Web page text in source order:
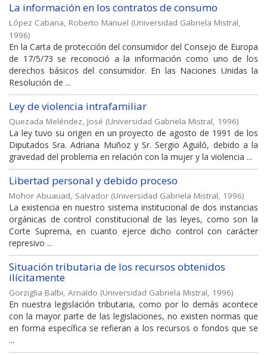
La información en los contratos de consumo
López Cabana, Roberto Manuel (Universidad Gabriela Mistral,
1996)
En la Carta de protección del consumidor del Consejo de Europa
de 17/5/73 se reconoció a la información como uno de los
derechos básicos del consumidor. En las Naciones Unidas la
Resolución de ...
Ley de violencia intrafamiliar
Quezada Meléndez, José (Universidad Gabriela Mistral, 1996)
La ley tuvo su origen en un proyecto de agosto de 1991 de los
Diputados Sra. Adriana Muñoz y Sr. Sergio Aguiló, debido a la
gravedad del problema en relación con la mujer y la violencia ...
Libertad personal y debido proceso
Mohor Abuauad, Salvador (Universidad Gabriela Mistral, 1996)
La existencia en nuestro sistema institucional de dos instancias
orgánicas de control constitucional de las leyes, como son la
Corte Suprema, en cuanto ejerce dicho control con carácter
represivo ...
Situación tributaria de los recursos obtenidos
ilícitamente
Gorziglia Balbi, ArnaIdo (Universidad Gabriela Mistral, 1996)
En nuestra legislación tributaria, como por lo demás acontece
con la mayor parte de las legislaciones, no existen normas que
en forma específica se refieran a los recursos o fondos que se
...